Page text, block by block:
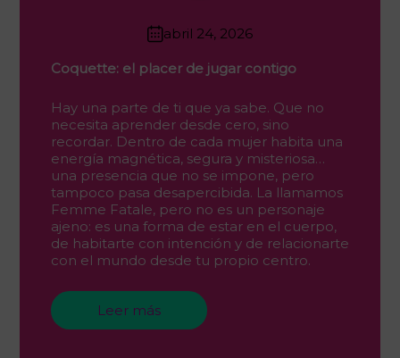
abril 24, 2026
Coquette: el placer de jugar contigo
Hay una parte de ti que ya sabe. Que no
necesita aprender desde cero, sino
recordar. Dentro de cada mujer habita una
energía magnética, segura y misteriosa…
una presencia que no se impone, pero
tampoco pasa desapercibida. La llamamos
Femme Fatale, pero no es un personaje
ajeno: es una forma de estar en el cuerpo,
de habitarte con intención y de relacionarte
con el mundo desde tu propio centro.
Leer más